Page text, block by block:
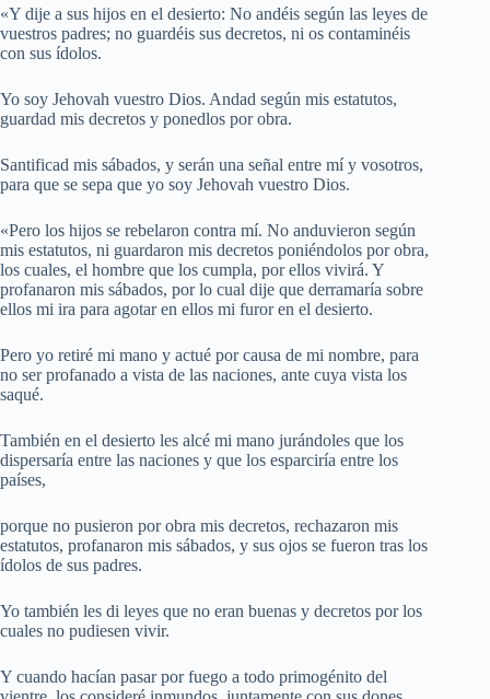
«Y dije a sus hijos en el desierto: No andéis según las leyes de
vuestros padres; no guardéis sus decretos, ni os contaminéis
con sus ídolos.
Yo soy Jehovah vuestro Dios. Andad según mis estatutos,
guardad mis decretos y ponedlos por obra.
Santificad mis sábados, y serán una señal entre mí y vosotros,
para que se sepa que yo soy Jehovah vuestro Dios.
«Pero los hijos se rebelaron contra mí. No anduvieron según
mis estatutos, ni guardaron mis decretos poniéndolos por obra,
los cuales, el hombre que los cumpla, por ellos vivirá. Y
profanaron mis sábados, por lo cual dije que derramaría sobre
ellos mi ira para agotar en ellos mi furor en el desierto.
Pero yo retiré mi mano y actué por causa de mi nombre, para
no ser profanado a vista de las naciones, ante cuya vista los
saqué.
También en el desierto les alcé mi mano jurándoles que los
dispersaría entre las naciones y que los esparciría entre los
países,
porque no pusieron por obra mis decretos, rechazaron mis
estatutos, profanaron mis sábados, y sus ojos se fueron tras los
ídolos de sus padres.
Yo también les di leyes que no eran buenas y decretos por los
cuales no pudiesen vivir.
Y cuando hacían pasar por fuego a todo primogénito del